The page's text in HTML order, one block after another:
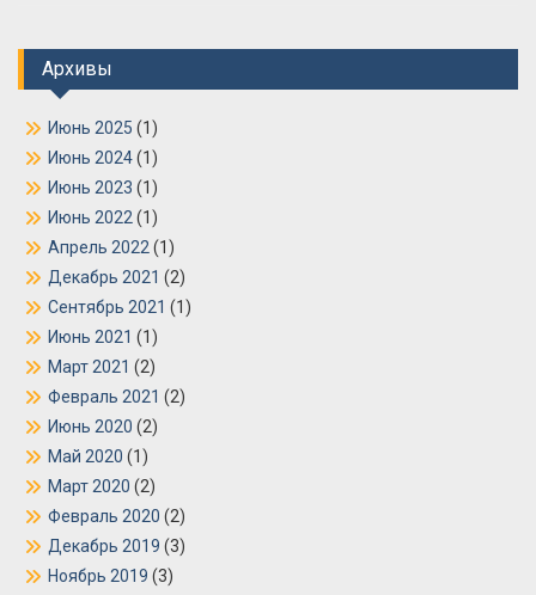
Архивы
Июнь 2025 (1)
Июнь 2024(1)
Июнь 2023 (1)
Июнь 2022 (1)
Апрель 2022 (1)
Декабрь 2021 (2)
Сентябрь 2021 (1)
Июнь 2021 (1)
Март 2021 (2)
Февраль 2021 (2)
Июнь 2020 (2)
Май 2020 (1)
Март 2020 (2)
Февраль 2020 (2)
Декабрь 2019 (3)
Ноябрь 2019 (3)